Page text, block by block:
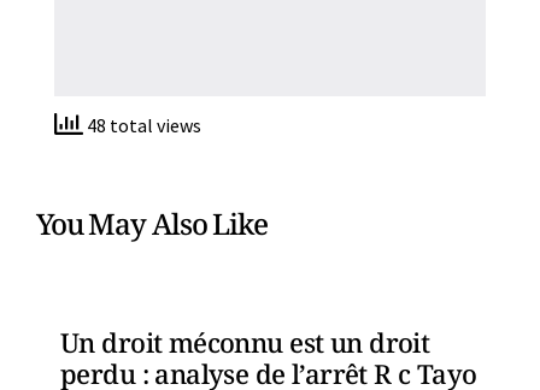
48 total views
You May Also Like
Un droit méconnu est un droit
perdu : analyse de l’arrêt R c Tayo